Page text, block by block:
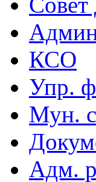
КСО
Упр.
Мун.
Адм.